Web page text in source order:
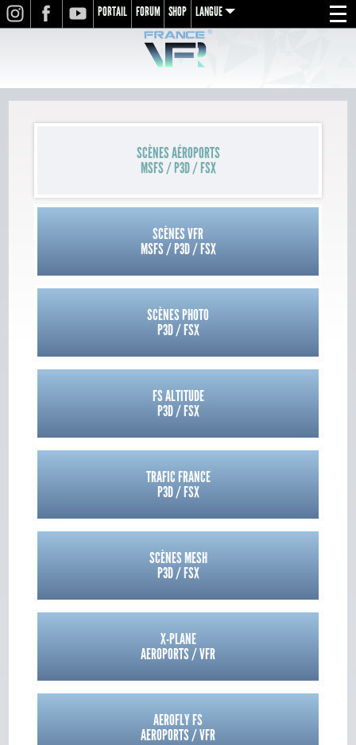
Menu
INSTAGRAMFACEBOOKYOUTUBE
PORTAIL FORUM SHOP LANGUE
de
SCÈNES AÉROPORTS
MSFS / P3D / FSX
SCÈNES VFR
MSFS / P3D / FSX
SCÈNES PHOTO
P3D / FSX
FS ALTITUDE
P3D / FSX
TRAFIC FRANCE
P3D / FSX
SCÈNES MESH
P3D / FSX
X-PLANE
AEROPORTS / VFR
AEROFLY FS
AEROPORTS / VFR